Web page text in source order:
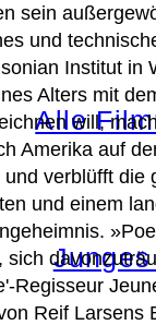
Alle
sein
und
Institut in
Alters mit
will,
Amerika auf
verblüfft die
und einem
sich
Regisseur
Reif Larsens